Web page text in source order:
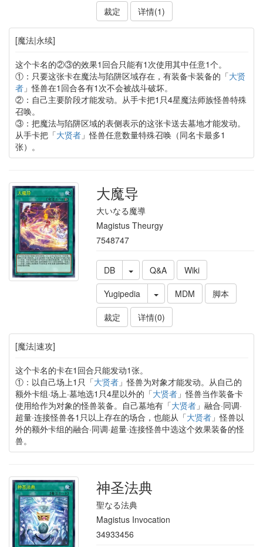
裁定
详情(1)
[魔法|永续]
这个卡名的②③的效果1回合只能有1次使用其中任意1个。
①：只要这张卡在魔法与陷阱区域存在，有装备卡装备的「大贤
者」怪兽在1回合各有1次不会被战斗破坏。
②：自己主要阶段才能发动。从手卡把1只4星魔法师族怪兽特殊
召唤。
③：把魔法与陷阱区域的表侧表示的这张卡送去墓地才能发动。
从手卡把「大贤者」怪兽任意数量特殊召唤（同名卡最多1
张）。
大魔导
大いなる魔導
Magistus Theurgy
7548747
DB Q&A
Wiki
Yugipedia
MDM
脚本
裁定
详情(0)
[魔法|速攻]
这个卡名的卡在1回合只能发动1张。
①：以自己场上1只「大贤者」怪兽为对象才能发动。从自己的
额外卡组·场上·墓地选1只4星以外的「大贤者」怪兽当作装备卡
使用给作为对象的怪兽装备。自己墓地有「大贤者」融合·同调·
超量·连接怪兽各1只以上存在的场合，也能从「大贤者」怪兽以
外的额外卡组的融合·同调·超量·连接怪兽中选这个效果装备的怪
兽。
神圣法典
聖なる法典
Magistus Invocation
34933456